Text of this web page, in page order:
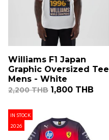
Williams F1 Japan
Graphic Oversized Tee
Mens - White
2,200 THB 1,800 THB
IN STOCK
2026